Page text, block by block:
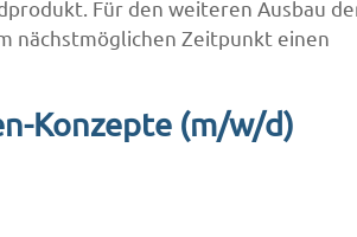
Für den weiteren Ausbau
nächstmöglichen Zeitpunkt einen
Konzepte (m/w/d)